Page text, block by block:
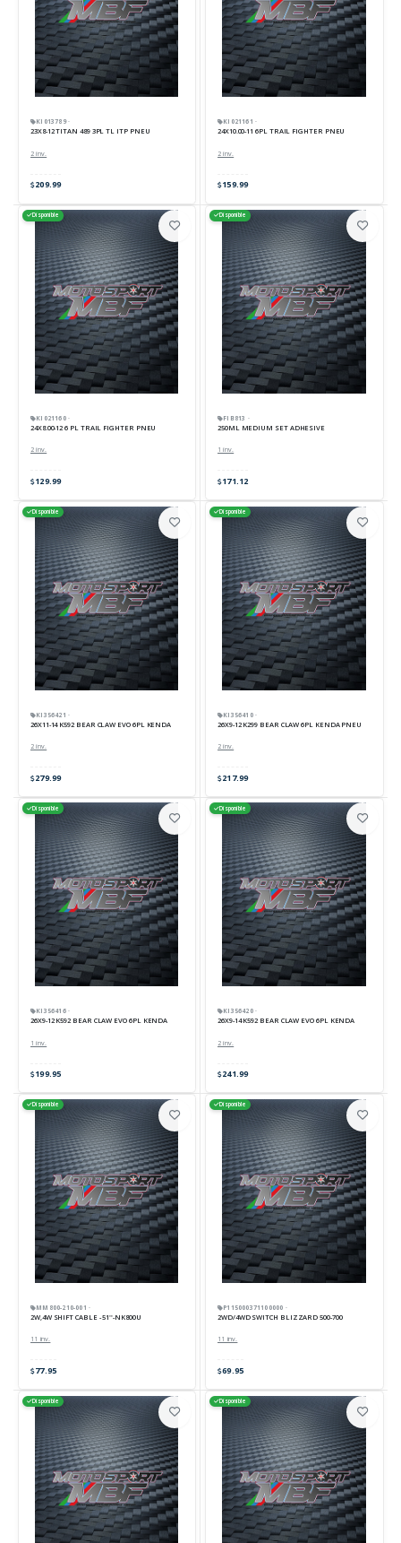
KI013789 ·
23X8-12 TITAN 489 3PL TL ITP PNEU
2 inv.
209.99
KI021161 ·
24X10.00-11 6PL TRAIL FIGHTER PNEU
2 inv.
159.99
Disponible
KI021160 ·
24X8.00-12 6 PL TRAIL FIGHTER PNEU
2 inv.
129.99
Disponible
FIB813 ·
250ML MEDIUM SET ADHESIVE
1 inv.
171.12
Disponible
KI356421 ·
26X11-14 K592 BEAR CLAW EVO 6PL KENDA
2 inv.
279.99
Disponible
KI356410 ·
26X9-12 K299 BEAR CLAW 6PL KENDA PNEU
2 inv.
217.99
Disponible
KI356416 ·
26X9-12 K592 BEAR CLAW EVO 6PL KENDA
1 inv.
199.95
Disponible
KI356420 ·
26X9-14 K592 BEAR CLAW EVO 6PL KENDA
2 inv.
241.99
Disponible
MM800-210-001 ·
2W,4W SHIFT CABLE - 51''-NK800U
11 inv.
77.95
Disponible
P115000371100000 ·
2WD/4WD SWITCH BLIZZARD 500-700
11 inv.
69.95
Disponible Disponible